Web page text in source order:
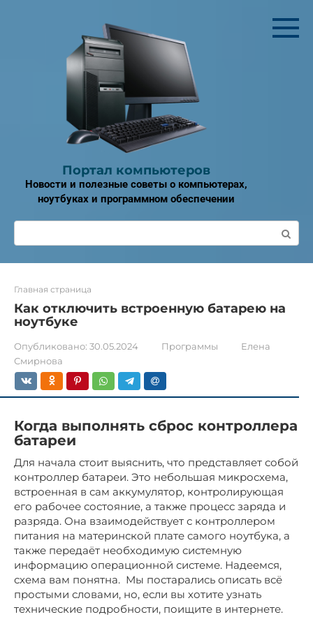
Портал компьютеров
Новости и полезные советы о компьютерах,
ноутбуках и программном обеспечении
Поиск:
Главная страница
Как отключить встроенную батарею на
ноутбуке
Опубликовано: 30.05.2024 Программы
Елена
Смирнова
Когда выполнять сброс контроллера
батареи
Для начала стоит выяснить, что представляет собой
контроллер батареи. Это небольшая микросхема,
встроенная в сам аккумулятор, контролирующая
его рабочее состояние, а также процесс заряда и
разряда. Она взаимодействует с контроллером
питания на материнской плате самого ноутбука, а
также передаёт необходимую системную
информацию операционной системе. Надеемся,
схема вам понятна. Мы постарались описать всё
простыми словами, но, если вы хотите узнать
технические подробности, поищите в интернете.